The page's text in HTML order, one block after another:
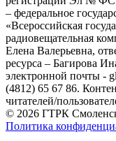
– федеральное
«Всероссийская
радиовещательная
Елена Валерьевна,
ресурса – Багирова
электронной почты -
(4812) 65 67 86.
читателей/
© 2026 ГТРК
Политика